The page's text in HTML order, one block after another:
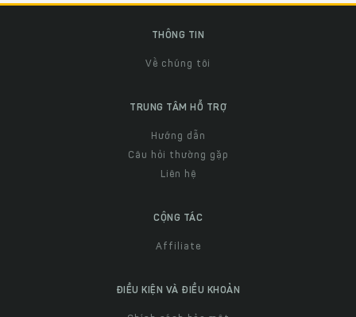
THÔNG TIN
Về chúng tôi
TRUNG TÂM HỖ TRỢ
Hướng dẫn
Câu hỏi thường gặp
Liên hệ
CỘNG TÁC
Affiliate
ĐIỀU KIỆN VÀ ĐIỀU KHOẢN